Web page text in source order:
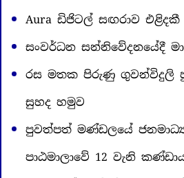
Aura ඩිජිටල් සඟරාව එළිදකී
සංවර්ධන සන්නිවේදනයේදී
රස මතක පිරුණු ගුවන්විදුලි
සුහද හමුව
පුවත්පත් මණ්ඩලයේ
පාඨමාලාවේ 12 වැනි